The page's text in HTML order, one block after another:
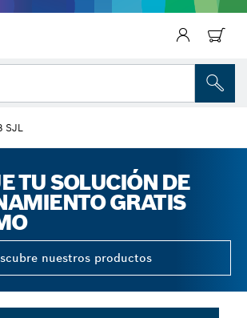
SJL
TU SOLUCIÓN DE
GRATIS
nuestros productos